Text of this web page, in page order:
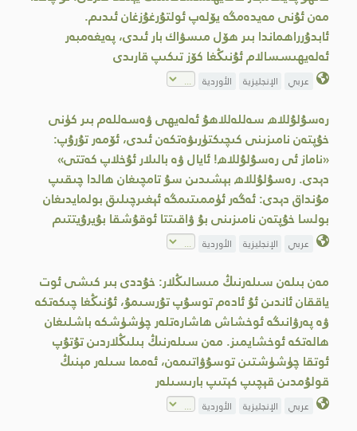
مەن ئۇنى مەيدەمگە يۆلەپ ئولتۇرغۇزغان ئىدىم.
ئابدۇرراھماندا بىر ھۆل مىسۋاك بار ئىدى، پەيغەمبەر
ئەلەيھىسسالام ئۇنىڭغا كۆز تىكىپ قارىدى
عربي الإنجليزية الأوردية
رەسۇلۇللاھ سەللەللاھۇ ئەلەيھى ۋەسەللەم بىر كۈنى
خۇپتەن نامىزىنى كىچىكتۈرىۋەتكەن ئىدى، ئۆمەر تۇرۇپ:
«ناماز ئى رەسۇلۇللاھ! ئايال ۋە بالىلار ئۇخلاپ كەتتى»
دېدى. رەسۇلۇللاھ بېشىدىن سۇ تامچىغان ھالدا چىقىپ
مۇنداق دېدى: ئەگەر ئۈممىتىمگە ئېغىرچىلىق بولمايدىغان
بولسا خۇپتەن نامىزىنى بۇ ۋاقىتتا ئوقۇشقا بۇيرۇيتتىم
عربي الإنجليزية الأوردية
مەن بىلەن سىلەرنىڭ مىسالىڭلار: خۇددى بىر كىشى ئوت
ياققان ئاندىن ئۇ ئادەم توسۇپ تۇرسىمۇ، ئۇنىڭغا چىكەتكە
ۋە پەرۋانىگە ئوخشاش ھاشارەتلەر چۈشۈشكە باشلىغان
ھالەتكە ئوخشايمىز. مەن سىلەرنىڭ بىلىڭلاردىن تۇتۇپ
ئوتقا چۈشۈشتىن توسۇۋاتىمەن، ئەمما سىلەر مېنىڭ
قولۇمدىن قېچىپ كېتىپ بارىسىلەر
عربي الإنجليزية الأوردية